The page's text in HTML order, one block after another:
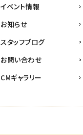
イベント情報
お知らせ
スタッフブログ
お問い合わせ
CMギャラリー